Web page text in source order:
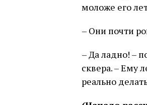
моложе его
– Они почти
– Да ладно! –
сквера. – Ему
реально